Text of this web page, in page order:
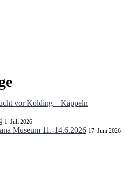
vor Kolding – Kappeln
1. Juli 2026
Museum 11.-14.6.2026 17. Juni 2026